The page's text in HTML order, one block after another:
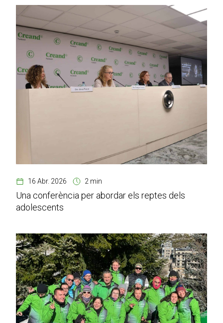
16 Abr. 2026 2 min
Una conferència per abordar els reptes dels
adolescents